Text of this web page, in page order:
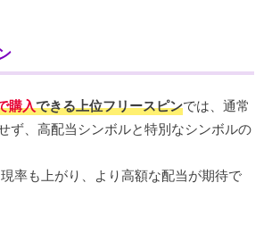
購入できる上位フリースピンでは、通常
ず、高配当シンボルと特別なシンボルの
率も上がり、より高額な配当が期待で